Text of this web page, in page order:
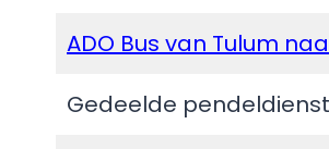
ADO Bus van Tulum
Gedeelde